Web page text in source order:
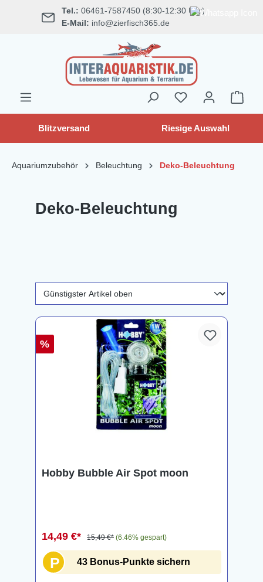
springen Tel.: 06461-7587450 (8:30-12:30 Uhr)
E-Mail: info@zierfisch365.de
Blitzversand Riesige Auswahl
Aquariumzubehör Beleuchtung Deko-Beleuchtung
Deko-Beleuchtung
%
Hobby Bubble Air Spot moon
14,49 €* 15,49 €* (6.46% gespart)
P 43 Bonus-Punkte sichern